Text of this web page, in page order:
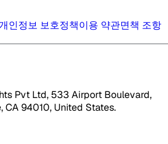
인정보 보호정책이용 약관면책 조항
Pvt Ltd, 533 Airport Boulevard,
94010, United States.